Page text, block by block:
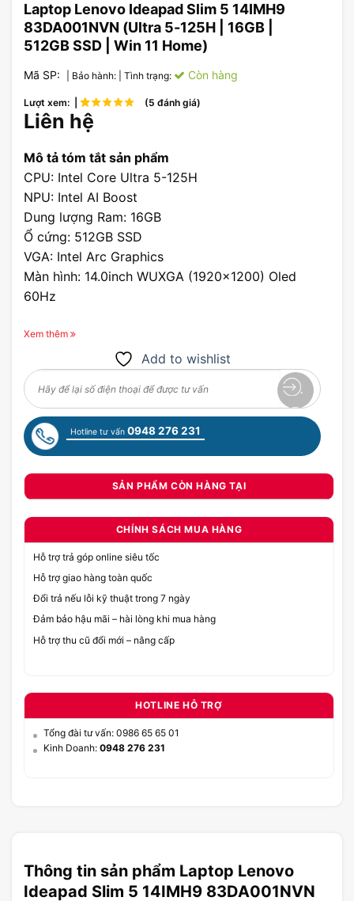
Laptop Lenovo Ideapad Slim 5 14IMH9
83DA001NVN (Ultra 5-125H | 16GB |
512GB SSD | Win 11 Home)
Mã SP: | Bảo hành: | Tình trạng: Còn hàng
Lượt xem: | (5 đánh giá)
Liên hệ
Mô tả tóm tắt sản phẩm
CPU: Intel Core Ultra 5-125H
NPU: Intel AI Boost
Dung lượng Ram: 16GB
Ổ cứng: 512GB SSD
VGA: Intel Arc Graphics
Màn hình: 14.0inch WUXGA (1920x1200) Oled
60Hz
Xem thêm
Add to wishlist
Hotline tư vấn 0948 276 231
SẢN PHẨM CÒN HÀNG TẠI
CHÍNH SÁCH MUA HÀNG
Hỗ trợ trả góp online siêu tốc
Hỗ trợ giao hàng toàn quốc
Đổi trả nếu lỗi kỹ thuật trong 7 ngày
Đảm bảo hậu mãi – hài lòng khi mua hàng
Hỗ trợ thu cũ đổi mới – nâng cấp
HOTLINE HỖ TRỢ
Tổng đài tư vấn: 0986 65 65 01
Kinh Doanh: 0948 276 231
Thông tin sản phẩm Laptop Lenovo
Ideapad Slim 5 14IMH9 83DA001NVN